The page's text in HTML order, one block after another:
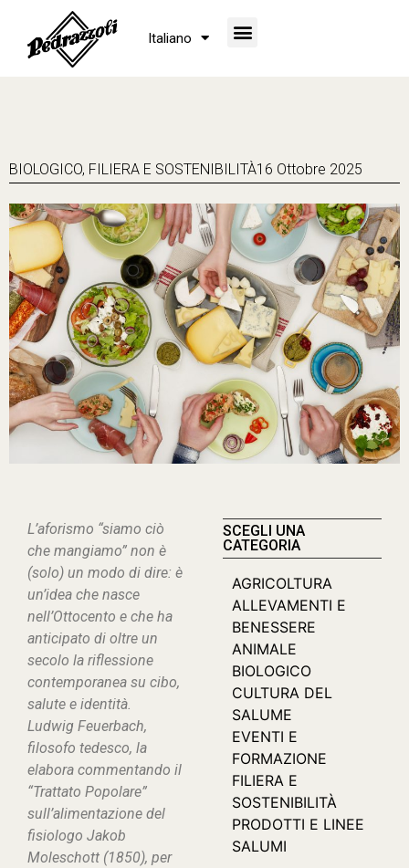
Italiano
BIOLOGICO, FILIERA E SOSTENIBILITÀ16 Ottobre 2025
L’aforismo “siamo ciò
che mangiamo” non è
(solo) un modo di dire: è
un’idea che nasce
nell’Ottocento e che ha
anticipato di oltre un
secolo la riflessione
contemporanea su cibo,
salute e identità.
Ludwig Feuerbach,
filosofo tedesco, la
elabora commentando il
“Trattato Popolare”
sull’alimentazione del
fisiologo Jakob
Moleschott (1850), per
SCEGLI UNA
CATEGORIA
AGRICOLTURA
ALLEVAMENTI E
BENESSERE
ANIMALE
BIOLOGICO
CULTURA DEL
SALUME
EVENTI E
FORMAZIONE
FILIERA E
SOSTENIBILITÀ
PRODOTTI E LINEE
SALUMI